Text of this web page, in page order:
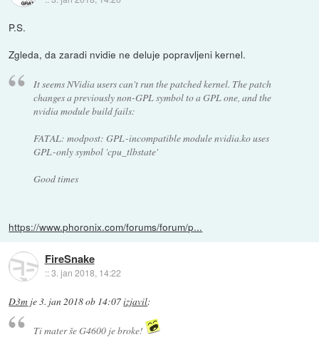
P.S.
Zgleda, da zaradi nvidie ne deluje popravljeni kernel.
It seems NVidia users can't run the patched kernel. The patch
changes a previously non-GPL symbol to a GPL one, and the
nvidia module build fails:
FATAL: modpost: GPL-incompatible module nvidia.ko uses
GPL-only symbol 'cpu_tlbstate'
Good times
https://www.phoronix.com/forums/forum/p...
FireSnake
::3. jan 2018, 14:22
D3m je3. jan 2018 ob 14:07izjavil:
Ti mater še G4600 je broke!